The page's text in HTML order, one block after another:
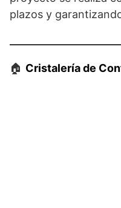
plazos y
🏠 Cristalería de